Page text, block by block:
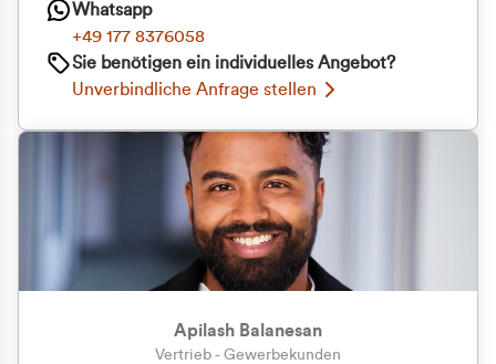
Whatsapp
+49 177 8376058
Sie benötigen ein individuelles Angebot?
Unverbindliche Anfrage stellen
Apilash Balanesan
Vertrieb - Gewerbekunden